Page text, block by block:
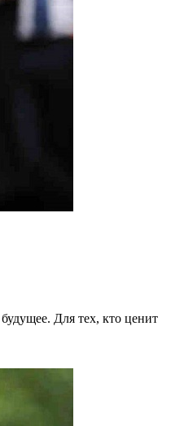
Для тех, кто ценит